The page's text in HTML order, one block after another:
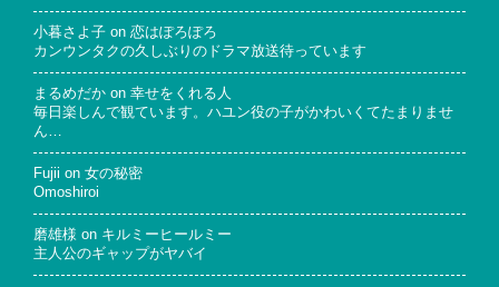
小暮さよ子 on 恋はぽろぽろ
カンウンタクの久しぶりのドラマ放送待っています
まるめだか on 幸せをくれる人
毎日楽しんで観ています。ハユン役の子がかわいくてたまりませ
ん…
Fujii on 女の秘密
Omoshiroi
磨雄様 on キルミーヒールミー
主人公のギャップがヤバイ